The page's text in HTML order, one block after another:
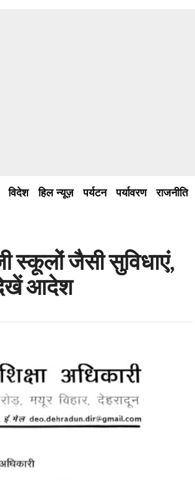
विदेश हिल न्यूज़ पर्यटन पर्यावरण राजनीति
स्कूलों जैसी सुविधाएं,
आदेश